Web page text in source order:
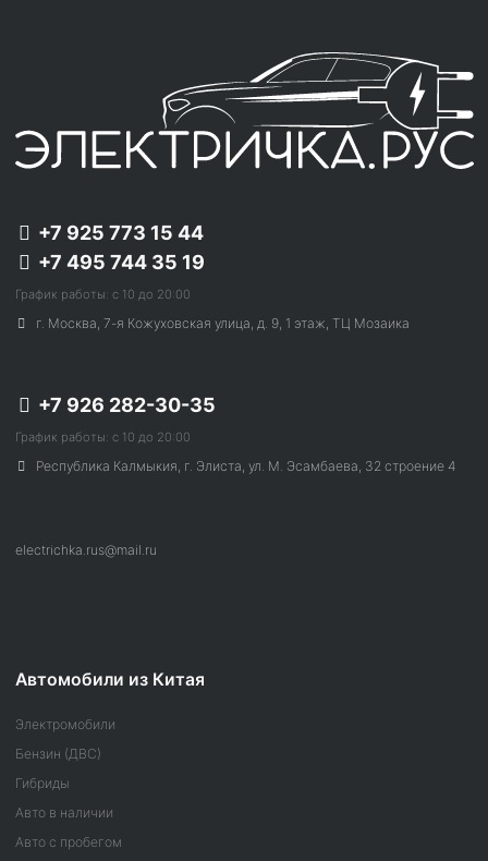
+7 925 773 15 44
+7 495 744 35 19
График работы: с 10 до 20:00
г. Москва, 7-я Кожуховская улица, д. 9, 1 этаж, ТЦ Мозаика
+7 926 282-30-35
График работы: с 10 до 20:00
Республика Калмыкия, г. Элиста, ул. М. Эсамбаева, 32 строение 4
electrichka.rus@mail.ru
Автомобили из Китая
Электромобили
Бензин (ДВС)
Гибриды
Авто в наличии
Авто с пробегом